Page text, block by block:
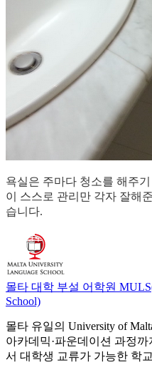
욕실은 주마다 청소를 해주
이 스스로 관리만 각자 잘해
습니다.
몰타 대학 부설 어학원
School)
몰타 유일의 University of
아카데믹·파운데이션 과정
서 대학생 교류가 가능한 학